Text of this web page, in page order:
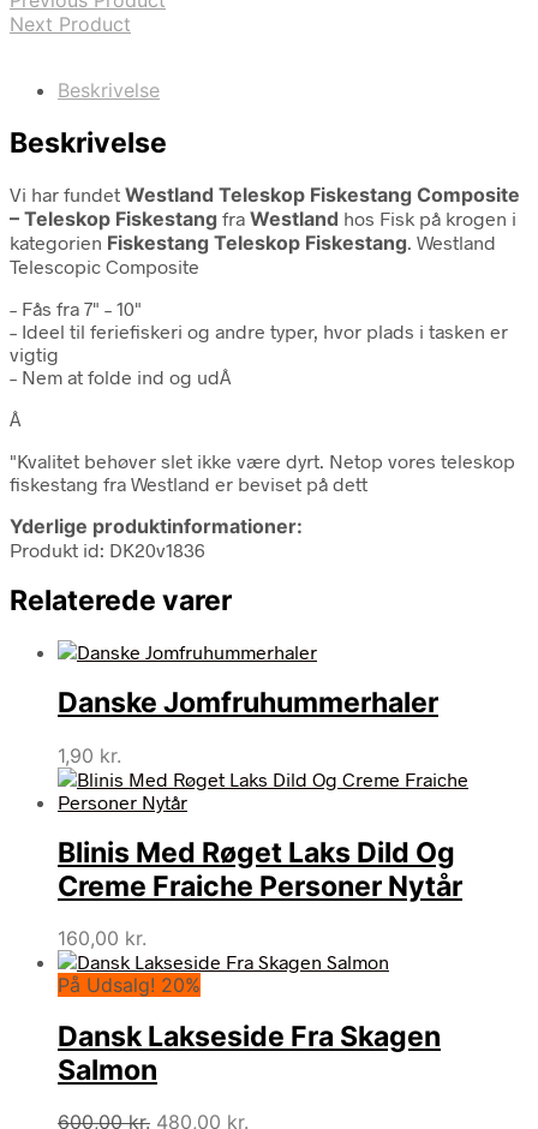
Next Product
Beskrivelse
Beskrivelse
Vi har fundet Westland Teleskop Fiskestang Composite
– Teleskop Fiskestang fra Westland hos Fisk på krogen i
kategorien Fiskestang Teleskop Fiskestang. Westland
Telescopic Composite
– Fås fra 7" – 10"
– Ideel til feriefiskeri og andre typer, hvor plads i tasken er
vigtig
– Nem at folde ind og udÂ
Â
"Kvalitet behøver slet ikke være dyrt. Netop vores teleskop
fiskestang fra Westland er beviset på dett
Yderlige produktinformationer:
Produkt id: DK20v1836
Relaterede varer
Danske Jomfruhummerhaler
1,90 kr.
Blinis Med Røget Laks Dild Og
Creme Fraiche Personer Nytår
160,00 kr.
På Udsalg! 20%
Dansk Lakseside Fra Skagen
Salmon
600,00kr. Den
480,00 kr.